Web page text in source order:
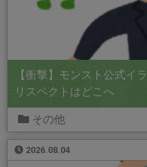
【衝撃】モンスト公式イ
リスペクトはどこへ
その他
2026.08.04